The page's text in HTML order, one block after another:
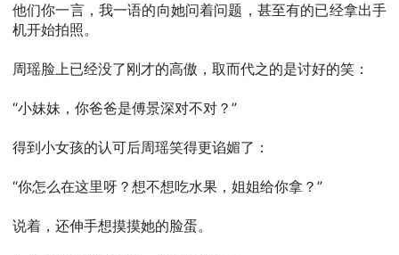
他们你一言，我一语的向她问着问题，甚至有的已经拿出手
机开始拍照。
周瑶脸上已经没了刚才的高傲，取而代之的是讨好的笑：
“小妹妹，你爸爸是傅景深对不对？”
得到小女孩的认可后周瑶笑得更谄媚了：
“你怎么在这里呀？想不想吃水果，姐姐给你拿？”
说着，还伸手想摸摸她的脸蛋。